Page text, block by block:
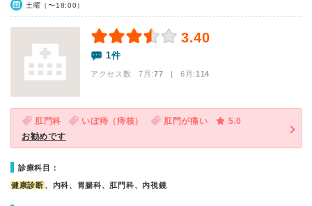
土曜（〜18:00）
3.40
1件
アクセス数 7月:77 | 6月:114
肛門科 いぼ痔（痔核） 肛門が痛い
5.0
お勧めです
診療科目：
健康診断 、内科、胃腸科、肛門科、内視鏡